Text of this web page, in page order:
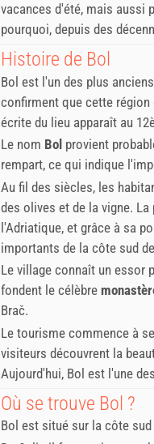
vacances d'été, mais aussi
pourquoi, depuis des
Histoire de Bol
Bol est l'un des plus
confirment que cette
écrite du lieu apparaît au
Le nom Bol provient
rempart, ce qui indique
Au fil des siècles, les
des olives et de la vigne.
l'Adriatique, et grâce à sa
importants de la côte sud
Le village connaît un essor
fondent le célèbre
Brač.
Le tourisme commence à
visiteurs découvrent la
Aujourd'hui, Bol est l'une
Où se trouve Bol ?
Bol est situé sur la côte